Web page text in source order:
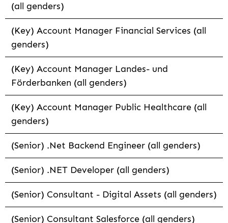
(all genders)
(Key) Account Manager Financial Services (all
genders)
(Key) Account Manager Landes- und
Förderbanken (all genders)
(Key) Account Manager Public Healthcare (all
genders)
(Senior) .Net Backend Engineer (all genders)
(Senior) .NET Developer (all genders)
(Senior) Consultant - Digital Assets (all genders)
(Senior) Consultant Salesforce (all genders)